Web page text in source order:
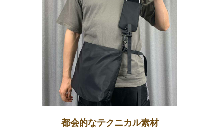
都会的なテクニカル素材